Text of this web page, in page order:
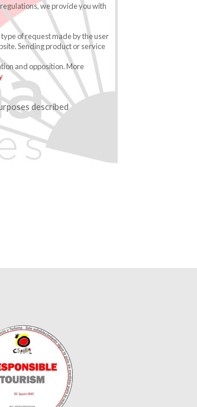
we provide you with
of request made by the user
Sending product or service
and opposition. More
described